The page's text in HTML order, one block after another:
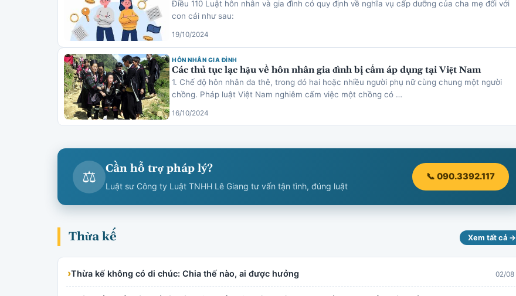
Điều 110 Luật hôn nhân và gia đình có quy định về nghĩa vụ cấp dưỡng của cha mẹ đối với
con cái như sau:
19/10/2024
HÔN NHÂN GIA ĐÌNH
Các thủ tục lạc hậu về hôn nhân gia đình bị cấm áp dụng tại Việt Nam
1. Chế độ hôn nhân đa thê, trong đó hai hoặc nhiều người phụ nữ cùng chung một người
chồng. Pháp luật Việt Nam nghiêm cấm việc một chồng có …
16/10/2024
⚖ Cần hỗ trợ pháp lý?
Luật sư Công ty Luật TNHH Lê Giang tư vấn tận tình, đúng luật
📞 090.3392.117
Thừa kế Xem tất cả →
›Thừa kế không có di chúc: Chia thế nào, ai được hưởng 02/08